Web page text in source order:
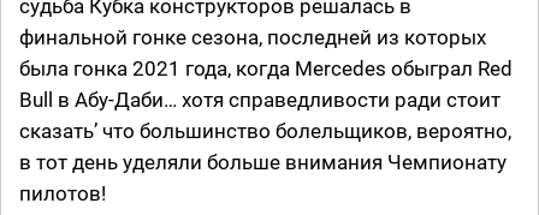
судьба Кубка конструкторов решалась в
финальной гонке сезона, последней из которых
была гонка 2021 года, когда Mercedes обыграл Red
Bull в Абу-Даби… хотя справедливости ради стоит
сказать’ что большинство болельщиков, вероятно,
в тот день уделяли больше внимания Чемпионату
пилотов!